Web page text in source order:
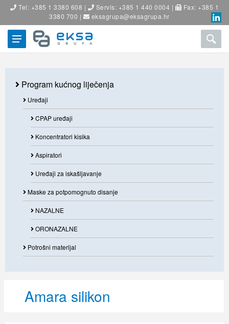
Tel: +385 1 3380 608 | Servis: +385 1 440 0004 |
Fax: +385 1
3380 700 |
eksagrupa@eksagrupa.hr
Program kućnog liječenja
Uređaji
CPAP uređaji
Koncentratori kisika
Aspiratori
Uređaji za iskašljavanje
Maske za potpomognuto disanje
NAZALNE
ORONAZALNE
Potrošni materijal
Amara silikon